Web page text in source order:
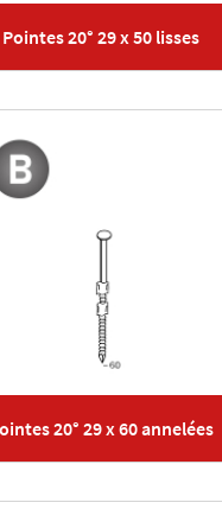
Pointes 20° 29 x 50 lisses
20° 29 x 60 annelées